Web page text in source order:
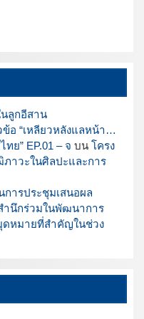
นลูกอีสาน
อ “เหลียวหลังแลหน้า…
ย” EP.01 – จ บนโครง
ภาวะในศิลปะและการ
การประชุมเสนอผล
ำนึกร่วมในพัฒนาการ
ดหมายที่สำคัญในช่วง